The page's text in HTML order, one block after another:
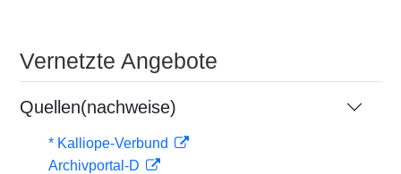
Vernetzte Angebote
Quellen(nachweise)
* Kalliope-Verbund
Archivportal-D